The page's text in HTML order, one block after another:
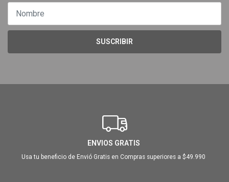
SUSCRIBIR
ENVIOS GRATIS
Usa tu beneficio de Envió Gratis en Compras superiores a $49.990